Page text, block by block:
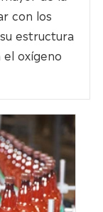
con los
estructura
oxígeno